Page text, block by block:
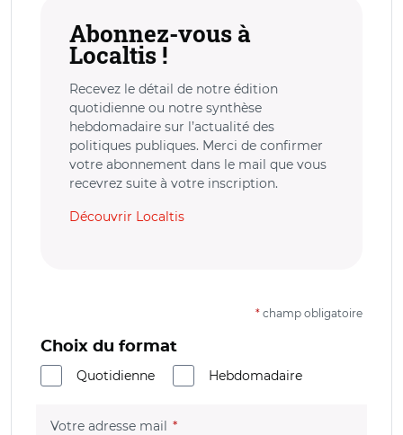
Abonnez-vous à
Localtis !
Recevez le détail de notre édition
quotidienne ou notre synthèse
hebdomadaire sur l’actualité des
politiques publiques. Merci de confirmer
votre abonnement dans le mail que vous
recevrez suite à votre inscription.
Découvrir Localtis
* champ obligatoire
Choix du format
Quotidienne
Hebdomadaire
Votre adresse mail (champ obligatoire)